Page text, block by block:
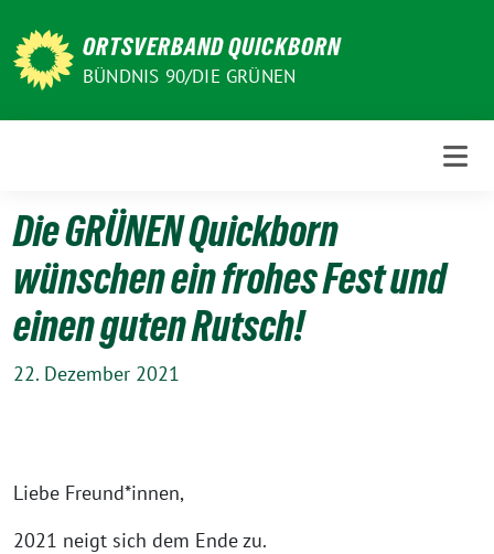
zum
Inhalt
ORTSVERBAND QUICKBORN
BÜNDNIS 90/DIE GRÜNEN
Die GRÜNEN Quickborn
wünschen ein frohes Fest und
einen guten Rutsch!
22. Dezember 2021
Liebe Freund*innen,
2021 neigt sich dem Ende zu.